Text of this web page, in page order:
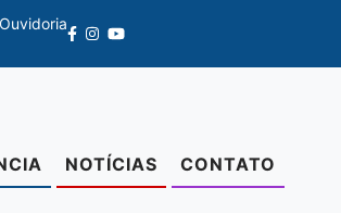
Ouvidoria
NOTÍCIAS CONTATO